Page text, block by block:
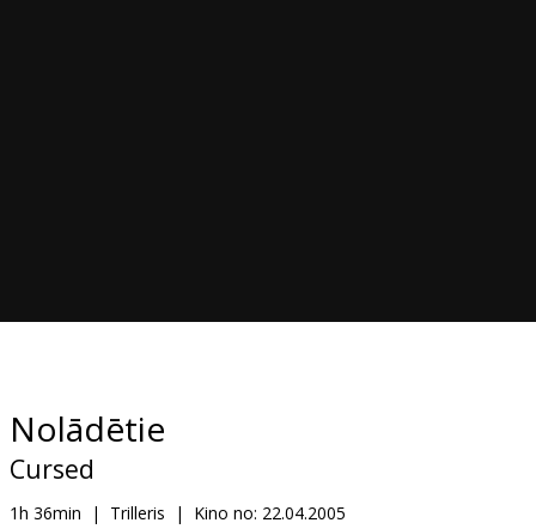
B2B
Nolādētie
Cursed
1h 36min | Trilleris | Kino no: 22.04.2005